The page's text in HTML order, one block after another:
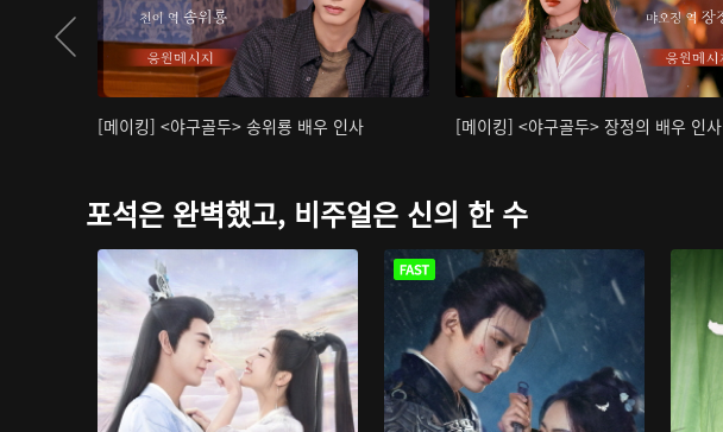
[메이킹] <야구골두> 송위룡 배우 인사 [메이킹] <야구골두> 장정의 배우 인사
포석은 완벽했고, 비주얼은 신의 한 수